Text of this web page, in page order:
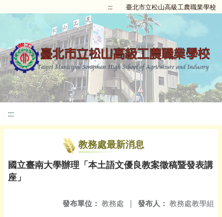
::: 臺北市立松山高級工農職業學校
:::
教務處最新消息
國立臺南大學辦理「本土語文優良教案徵稿暨發表講
座」
發布人： 教務處教學組
發布單位： 教務處 |